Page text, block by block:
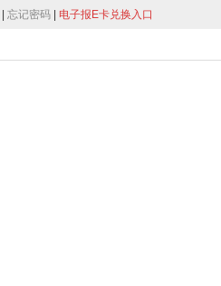
忘记密码 电子报E卡兑换入口